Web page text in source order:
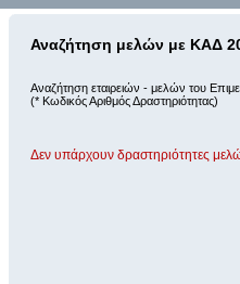
Αναζήτηση μελών με ΚΑΔ
Αναζήτηση εταιρειών - μελών του
(* Κωδικός Αριθμός Δραστηριότητας)
Δεν υπάρχουν δραστηριότητες